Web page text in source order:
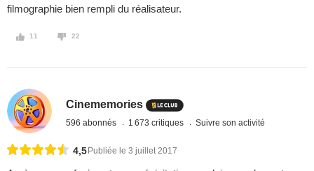
filmographie bien rempli du réalisateur.
11 22
Cinememories
596 abonnés 1 673 critiques Suivre son activité
4,5 Publiée le 3 juillet 2017